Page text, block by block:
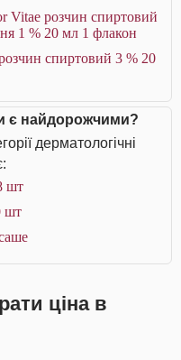
Vitae розчин спиртовий
1 % 20 мл 1 флакон
спиртовий 3 % 20
є найдорожчими?
дерматологічні
шт
шт
ціна в